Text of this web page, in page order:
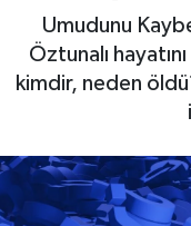
Umudunu
Öztunalı
kimdir, neden
Haberde İnsan
Kültür Sanat
Magazin
Manşet Altı